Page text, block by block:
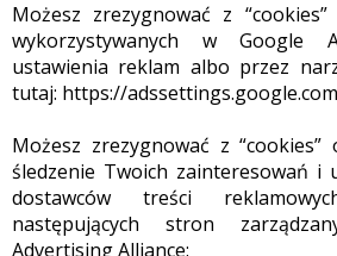
Możesz zrezygnować z
wykorzystywanych w Google
ustawienia reklam albo przez
tutaj: https://
Możesz zrezygnować z “cookies”
śledzenie Twoich zainteresowań i
dostawców treści
następujących stron
Advertising Alliance: